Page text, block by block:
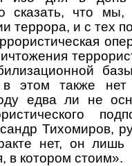
сказать, что
террора, и с тех
этом также нет
едва ли не
Тихомиров,
нет, он лишь
в котором стоим».